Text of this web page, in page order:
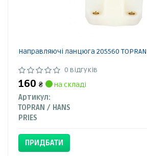
Направляючі ланцюга 205560 TOPRAN
0 відгуків
160 ₴
на складі
Артикул:
TOPRAN / HANS
PRIES
ПРИДБАТИ